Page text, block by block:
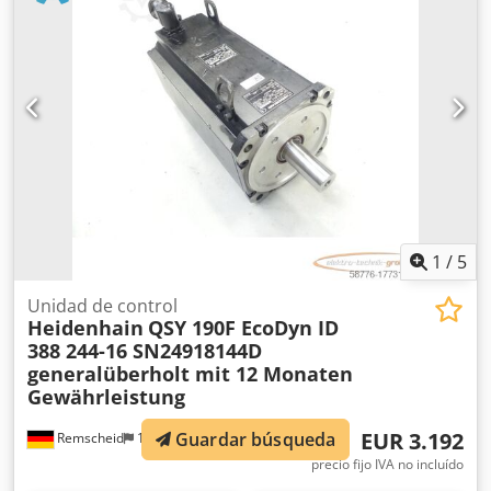
1 / 5
Remscheid 12.114 km
Unidad de control
Heidenhain QSY 190F EcoDyn ID
388 244-16 SN24918144D
generalüberholt mit 12 Monaten
Gewährleistung
EUR 3.192
precio fijo IVA no incluído
Guardar búsqueda